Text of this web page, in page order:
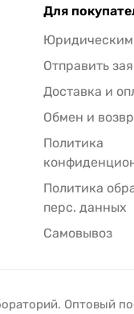
Для
Отправить
Доставка и
Обмен и
Политика
Политика
перс. данных
Самовывоз
Оптовый